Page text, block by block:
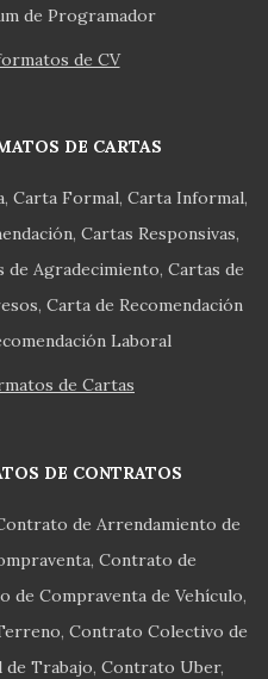
de Programador
de CV
DE CARTAS
Carta Formal Carta Informal
Cartas Responsivas
de Agradecimiento Cartas de
Carta de Recomendación
Laboral
de Cartas
DE CONTRATOS
de Arrendamiento de
Contrato de
de Compraventa de Vehículo
Contrato Colectivo de
Trabajo Contrato Uber